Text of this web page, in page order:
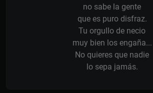
no sabe la gente
que es puro disfraz.
Tu orgullo de necio
muy bien los engaña...
No quieres que nadie
lo sepa jamás.